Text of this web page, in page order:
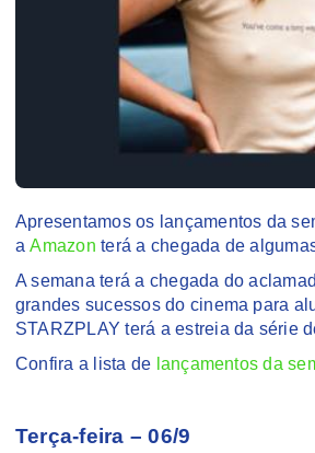
Apresentamos os lançamentos da
aAmazon terá a chegada de
A semana terá a chegada do
grandes sucessos do cinema para
STARZPLAY terá a estreia da série
Confira a lista de lançamentos da
Terça-feira – 06/9